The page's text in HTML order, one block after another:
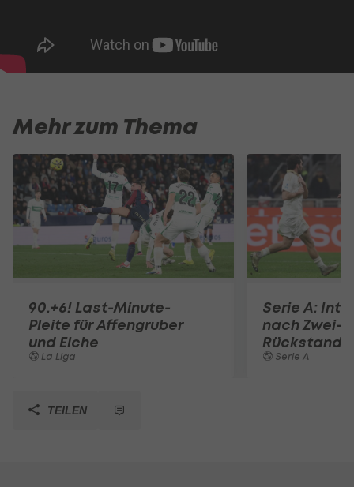
Mehr zum Thema
90.+6! Last-Minute-
Pleite für Affengruber
und Elche
La Liga
Serie A:
nach Zwei-
Rückstand
Serie A
TEILEN